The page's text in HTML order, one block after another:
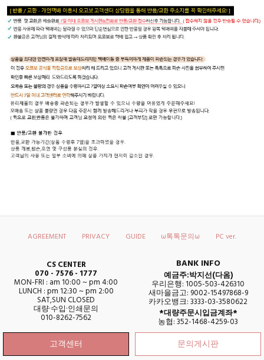
AGREEMENT PRIVACY GUIDE ω톡톡문의ω PC ver.
CS CENTER
070 - 7576 - 1777
MON-FRI : am 10:00 ~ pm 4:00
LUNCH : pm 12:30 ~ pm 2:00
SAT,SUN CLOSED
대량·수입·인쇄문의
010-8262-7562
고객센터
BANK INFO
예금주:박지선(다옴)
우리은행: 1005-503-426310
새마을금고: 9002-15497868-9
카카오뱅크: 3333-03-3580622
*대량주문시입금계좌*
농협: 352-1468-4259-03
문의게시판